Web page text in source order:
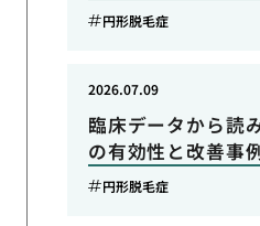
円形脱毛症
臨床データから読
の有効性と改善事
2026.07.09
円形脱毛症